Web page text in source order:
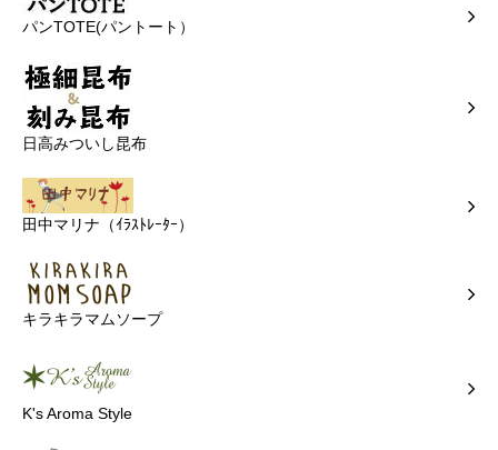
パンTOTE(パントート）
日高みついし昆布
田中マリナ（ｲﾗｽﾄﾚｰﾀｰ）
キラキラマムソープ
K's Aroma Style